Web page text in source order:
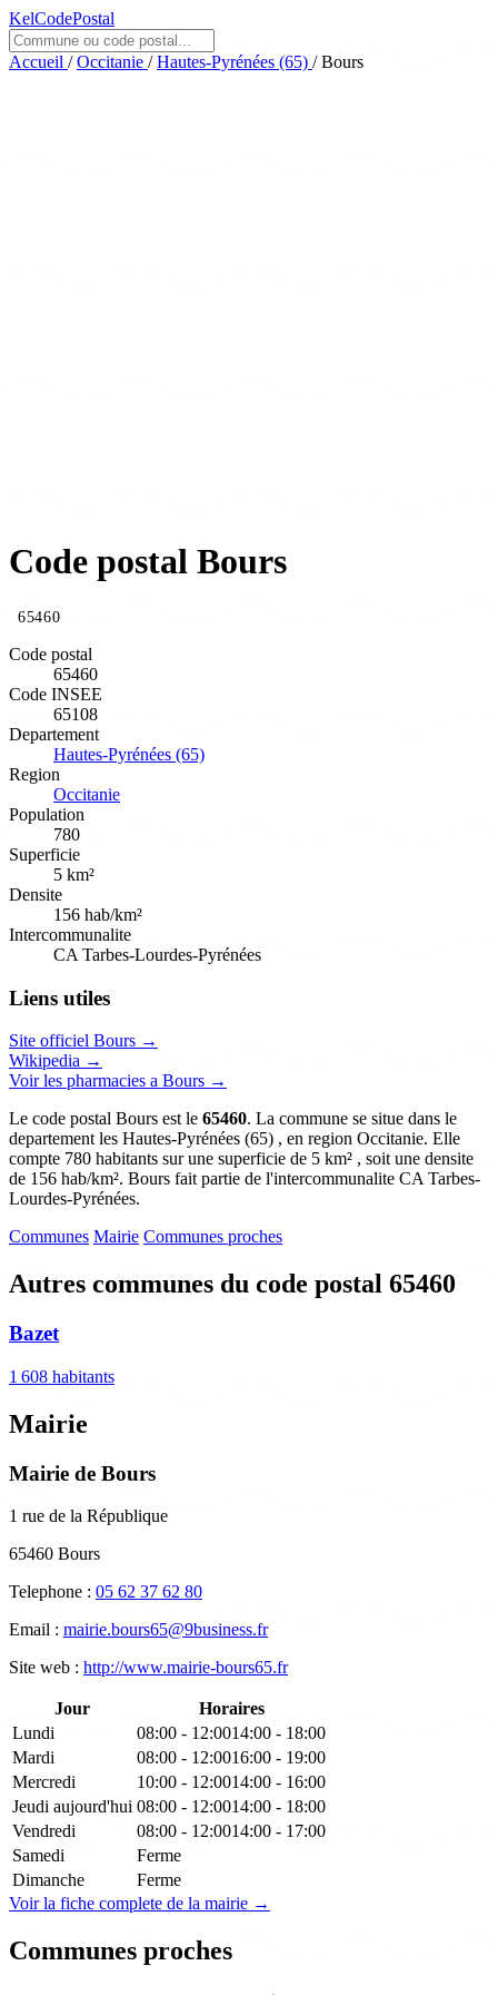
KelCodePostal
Accueil / Occitanie / Hautes-Pyrénées (65) / Bours
Code postal Bours
65460
Code postal
65460
Code INSEE
65108
Departement
Hautes-Pyrénées (65)
Region
Occitanie
Population
780
Superficie
5 km²
Densite
156 hab/km²
Intercommunalite
CA Tarbes-Lourdes-Pyrénées
Liens utiles
Site officiel Bours →
Wikipedia →
Voir les pharmacies a Bours →
Le code postal Bours est le 65460. La commune se situe dans le
departement les Hautes-Pyrénées (65) , en region Occitanie. Elle
compte 780 habitants sur une superficie de 5 km² , soit une densite
de 156 hab/km². Bours fait partie de l'intercommunalite CA Tarbes-
Lourdes-Pyrénées.
Communes Mairie Communes proches
Autres communes du code postal 65460
Bazet
1 608 habitants
Mairie
Mairie de Bours
1 rue de la République
65460 Bours
Telephone : 05 62 37 62 80
Email : mairie.bours65@9business.fr
Site web : http://www.mairie-bours65.fr
Jour
Horaires
Lundi
08:00 - 12:0014:00 - 18:00
Mardi
08:00 - 12:0016:00 - 19:00
Mercredi
10:00 - 12:0014:00 - 16:00
Jeudi aujourd'hui 08:00 - 12:0014:00 - 18:00
Vendredi
08:00 - 12:0014:00 - 17:00
Samedi
Ferme
Dimanche
Ferme
Voir la fiche complete de la mairie →
Communes proches